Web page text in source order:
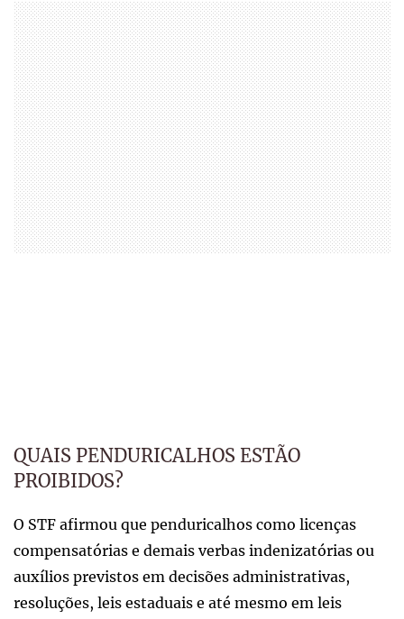
QUAIS PENDURICALHOS ESTÃO
PROIBIDOS?
O STF afirmou que penduricalhos como licenças
compensatórias e demais verbas indenizatórias ou
auxílios previstos em decisões administrativas,
resoluções, leis estaduais e até mesmo em leis